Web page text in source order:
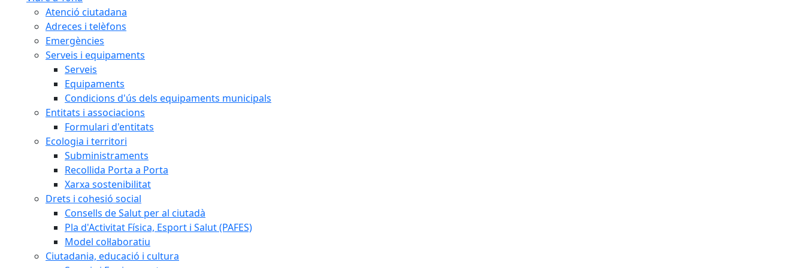
Atenció ciutadana
Adreces i telèfons
Emergències
Serveis i equipaments
Serveis
Equipaments
Condicions d'ús dels equipaments municipals
Entitats i associacions
Formulari d'entitats
Ecologia i territori
Subministraments
Recollida Porta a Porta
Xarxa sostenibilitat
Drets i cohesió social
Consells de Salut per al ciutadà
Pla d'Activitat Física, Esport i Salut (PAFES)
Model col·laboratiu
Ciutadania, educació i cultura